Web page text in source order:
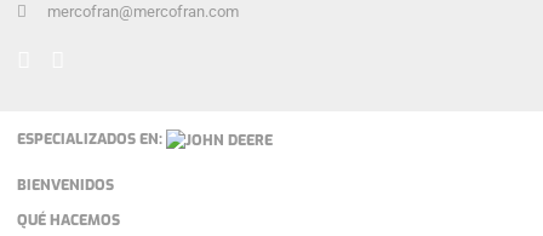
mercofran@mercofran.com
ESPECIALIZADOS EN:
BIENVENIDOS
QUÉ HACEMOS